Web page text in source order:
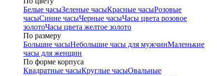
Белые часыЗеленые часыКрасные часыРозовые
часыСиние часыЧерные часыЧасы цвета розовое
золотоЧасы цвета желтое золото
По размеру
Большие часыНебольшие часы для мужчинМаленькие
часы для женщин
По форме корпуса
Квадратные часыКруглые часыОвальные